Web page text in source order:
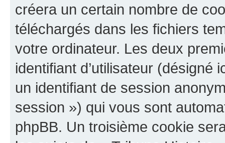
créera un certain nombre de
téléchargés dans les fichiers
votre ordinateur. Les deux
identifiant d’utilisateur (désigné
un identifiant de session
session ») qui vous sont
phpBB. Un troisième cookie